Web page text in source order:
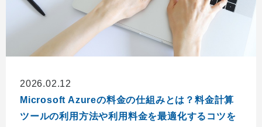
2026.02.12
Microsoft Azureの料金の仕組みとは？料金計算
ツールの利用方法や利用料金を最適化するコツを